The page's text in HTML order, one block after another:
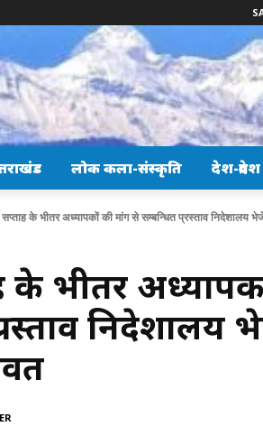
लोक कला-संस्कृति देश-प्रदेश
के भीतर अध्यापकों की मांग से सम्बन्धित प्रस्ताव निदेशालय
के भीतर
निदेशालय